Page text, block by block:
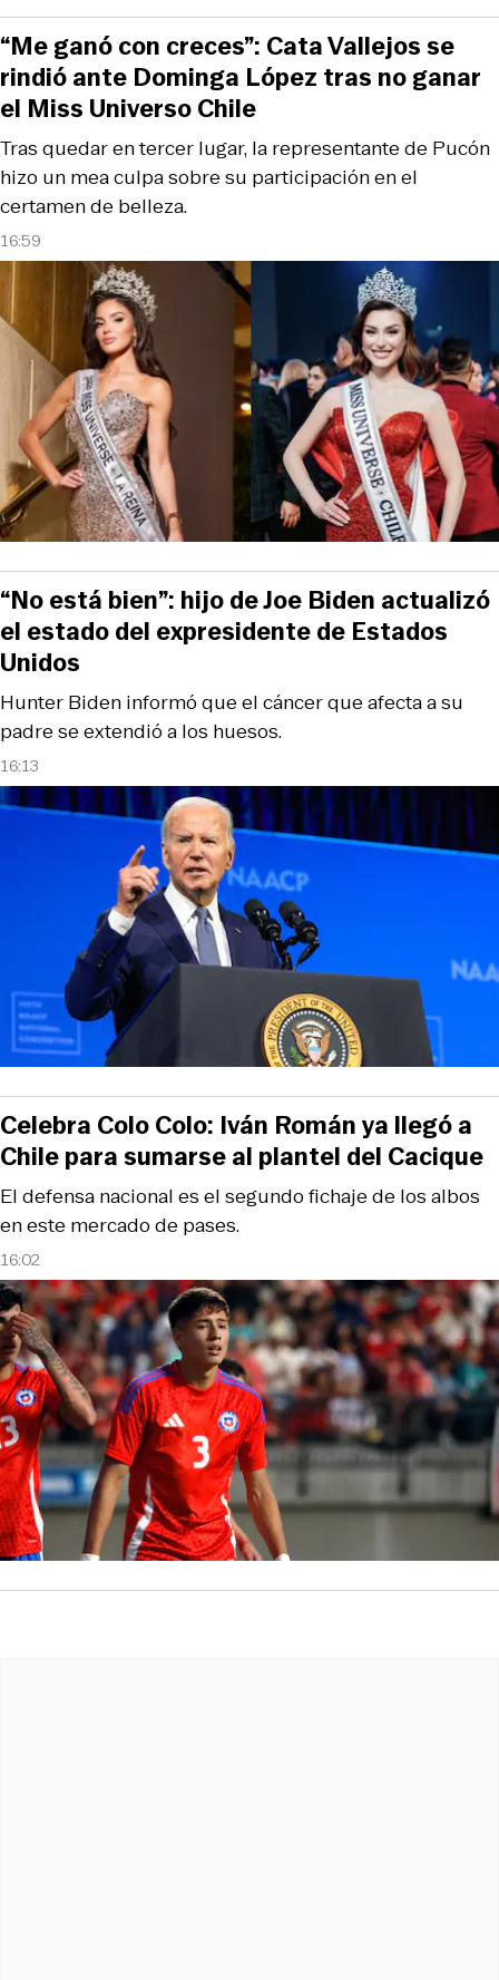
16:59
Tras quedar en tercer lugar, la representante de Pucón
hizo un mea culpa sobre su participación en el
certamen de belleza.
“Me ganó con creces”: Cata Vallejos se
rindió ante Dominga López tras no ganar
el Miss Universo Chile
16:13
Hunter Biden informó que el cáncer que afecta a su
padre se extendió a los huesos.
“No está bien”: hijo de Joe Biden actualizó
el estado del expresidente de Estados
Unidos
16:02
El defensa nacional es el segundo fichaje de los albos
en este mercado de pases.
Celebra Colo Colo: Iván Román ya llegó a
Chile para sumarse al plantel del Cacique